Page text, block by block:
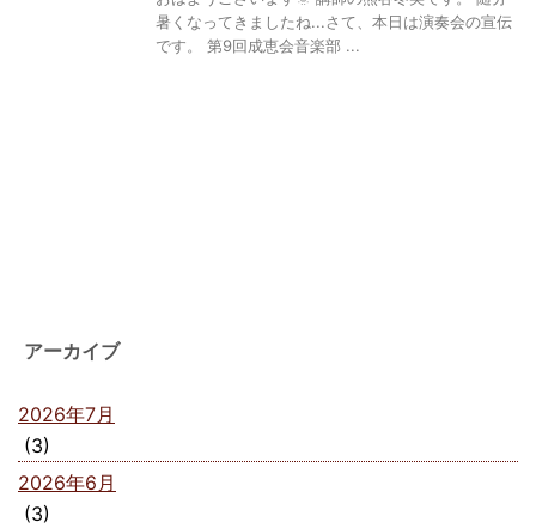
暑くなってきましたね...さて、本日は演奏会の宣伝
です。 第9回成恵会音楽部 ...
アーカイブ
2026年7月
(3)
2026年6月
(3)